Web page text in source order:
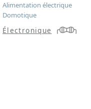
Alimentation électrique
Domotique
Électronique